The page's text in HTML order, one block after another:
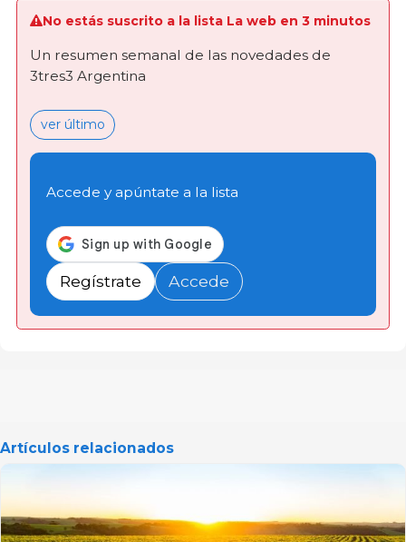
No estás suscrito a la lista La web en 3 minutos
Un resumen semanal de las novedades de
3tres3 Argentina
ver último
Accede y apúntate a la lista
Regístrate Accede
Artículos relacionados